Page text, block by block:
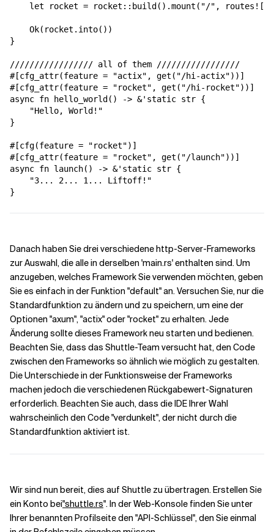
let rocket = rocket::build().mount("/",
    Ok(rocket.into())
}
///////////////// all of them /////////////////
#[cfg_attr(feature = "actix", get("/hi-actix"))]
#[cfg_attr(feature = "rocket", get("/hi-rocket"))]
async fn hello_world() -> &'static str {
    "Hello, World!"
}
#[cfg(feature = "rocket")]
#[cfg_attr(feature = "rocket", get("/launch"))]
async fn launch() -> &'static str {
    "3... 2... 1... Liftoff!"
}
Danach haben Sie drei verschiedene http-Server-Frameworks
zur Auswahl, die alle in derselben 'main.rs' enthalten sind. Um
anzugeben, welches Framework Sie verwenden möchten, geben
Sie es einfach in der Funktion "default" an. Versuchen Sie, nur die
Standardfunktion zu ändern und zu speichern, um eine der
Optionen "axum", "actix" oder "rocket" zu erhalten. Jede
Änderung sollte dieses Framework neu starten und bedienen.
Beachten Sie, dass das Shuttle-Team versucht hat, den Code
zwischen den Frameworks so ähnlich wie möglich zu gestalten.
Die Unterschiede in der Funktionsweise der Frameworks
machen jedoch die verschiedenen Rückgabewert-Signaturen
erforderlich. Beachten Sie auch, dass die IDE Ihrer Wahl
wahrscheinlich den Code "verdunkelt", der nicht durch die
Standardfunktion aktiviert ist.
Wir sind nun bereit, dies auf Shuttle zu übertragen. Erstellen Sie
ein Konto bei"shuttle.rs". In der Web-Konsole finden Sie unter
Ihrer benannten Profilseite den "API-Schlüssel", den Sie einmal